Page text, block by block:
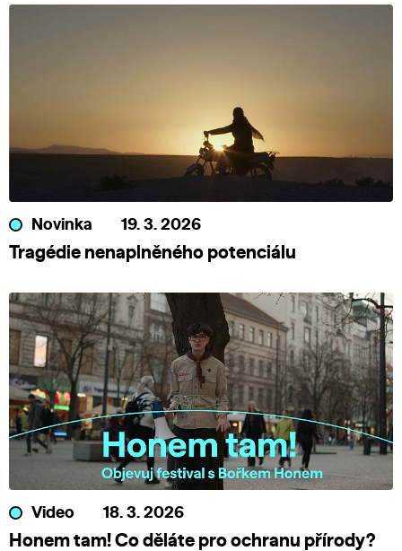
Novinka 19. 3. 2026
Tragédie nenaplněného potenciálu
Video 18. 3. 2026
Honem tam! Co děláte pro ochranu přírody?